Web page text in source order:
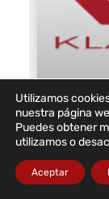
Klass
Utilizamos
nuestra página
Puedes obtener
utilizamos o
Aceptar